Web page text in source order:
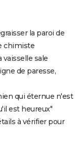
la paroi de
chimiste
vaisselle sale
de paresse,
qui éternue n'est
est heureux"
à vérifier pour